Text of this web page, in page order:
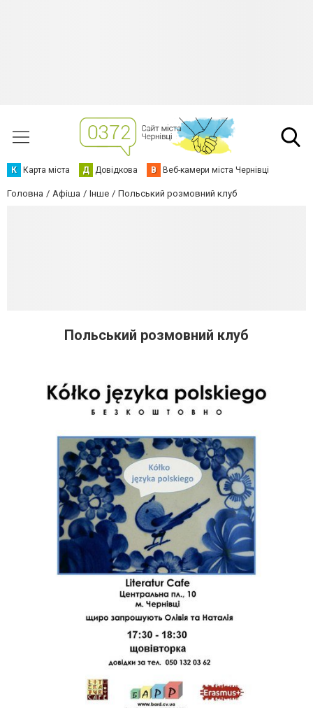
К Карта міста Д Довідкова В Веб-камери міста Чернівці
Головна Афіша Інше Польський розмовний клуб
Польський розмовний клуб